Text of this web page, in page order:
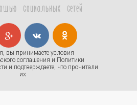
социальных сетей
вы принимаете условия
соглашения и Политики
и подтверждаете, что прочитали
их